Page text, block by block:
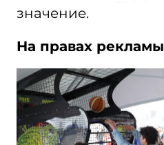
значение.
На правах рекламы